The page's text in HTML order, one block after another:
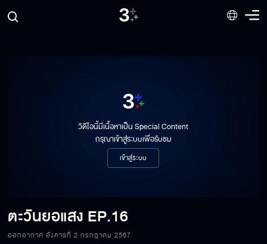
วิดีโอนี้มีเนื้อหาเป็น Special Content
กรุณาเข้าสู่ระบบเพื่อรับชม
เข้าสู่ระบบ
ตะวันยอแสง EP.16
ออกอากาศ อังคารที่ 2 กรกฎาคม 2567
ตะวันยอแสง EP.16[1/6]